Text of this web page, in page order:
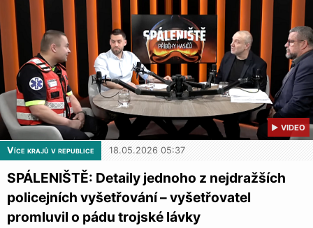
▶ VIDEO
Více krajů v republice 18.05.2026 05:37
SPÁLENIŠTĚ: Detaily jednoho z nejdražších
policejních vyšetřování – vyšetřovatel
promluvil o pádu trojské lávky